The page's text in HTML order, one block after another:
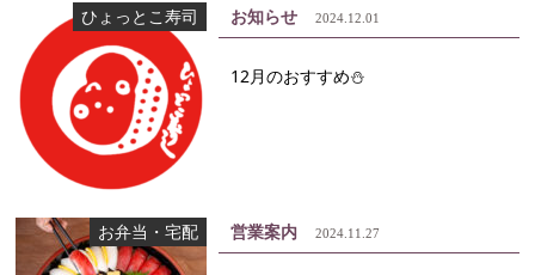
ひょっとこ寿司 お知らせ 2024.12.01
12月のおすすめ⛄
お弁当・宅配 営業案内 2024.11.27